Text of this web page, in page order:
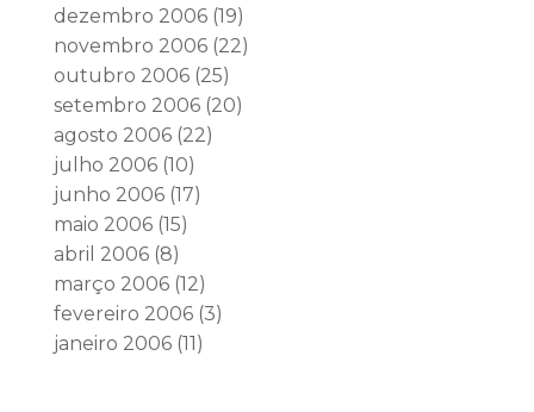
dezembro 2006(19)
novembro 2006(22)
outubro 2006(25)
setembro 2006(20)
agosto 2006(22)
julho 2006(10)
junho 2006(17)
maio 2006(15)
abril 2006(8)
março 2006(12)
fevereiro 2006(3)
janeiro 2006(11)